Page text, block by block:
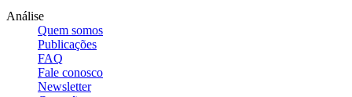
Análise
Quem somos
Publicações
FAQ
Fale conosco
Newsletter